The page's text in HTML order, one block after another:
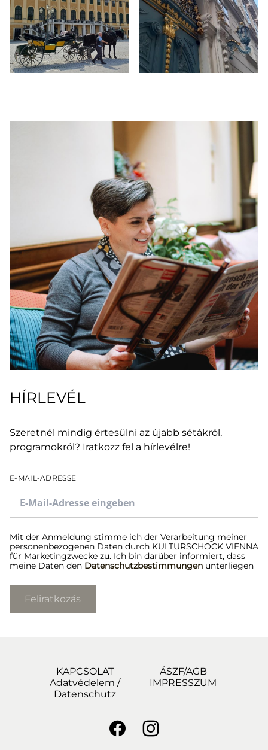
HÍRLEVÉL
Szeretnél mindig értesülni az újabb sétákról,
programokról? Iratkozz fel a hírlevélre!
E-MAIL-ADRESSE
Mit der Anmeldung stimme ich der Verarbeitung meiner
personenbezogenen Daten durch KULTURSCHOCK VIENNA
für Marketingzwecke zu. Ich bin darüber informiert, dass
meine Daten den Datenschutzbestimmungen unterliegen
Feliratkozás
KAPCSOLAT
ÁSZF/AGB
Adatvédelem /
Datenschutz
IMPRESSZUM